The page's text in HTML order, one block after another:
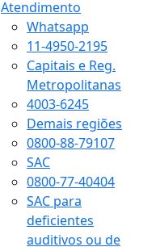
Atendimento
Whatsapp
11-4950-2195
Capitais e Reg.
Metropolitanas
4003-6245
Demais regiões
0800-88-79107
SAC
0800-77-40404
SAC para
deficientes
auditivos ou de